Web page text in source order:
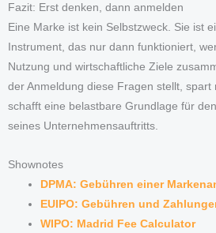
Fazit: Erst denken, dann anmelden
Eine Marke ist kein Selbstzweck. Sie ist
Instrument, das nur dann funktioniert,
Nutzung und wirtschaftliche Ziele
der Anmeldung diese Fragen stellt, spart
schafft eine belastbare Grundlage für
seines Unternehmensauftritts.
Shownotes
DPMA: Gebühren einer
EUIPO: Gebühren und
WIPO: Madrid Fee Calculator